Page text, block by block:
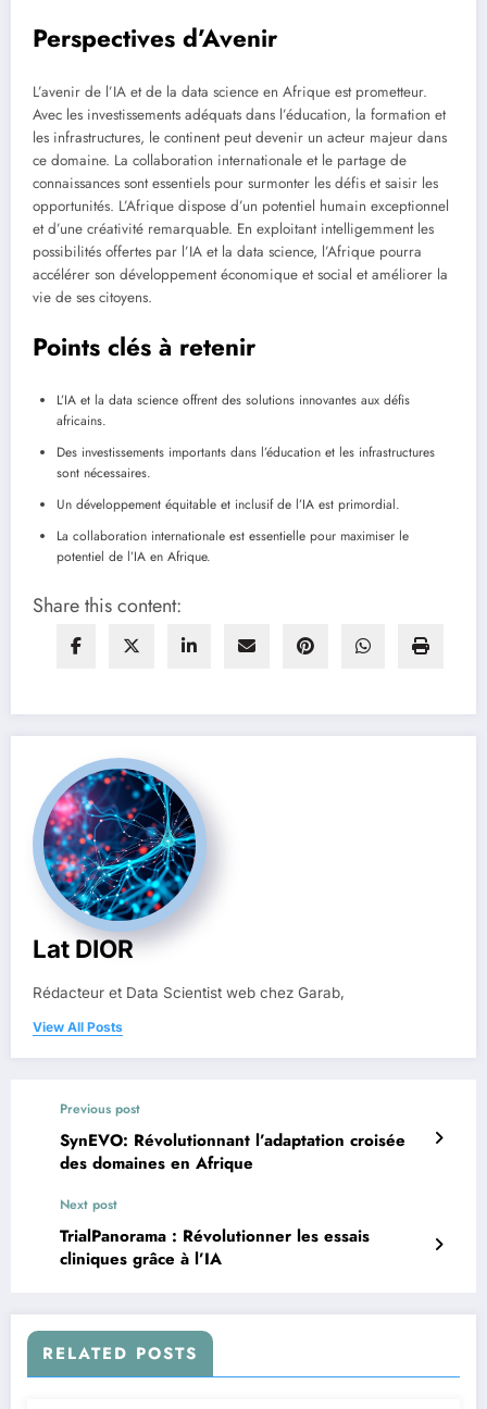
Perspectives d’Avenir
L’avenir de l’IA et de la data science en Afrique est prometteur.
Avec les investissements adéquats dans l’éducation, la formation et
les infrastructures, le continent peut devenir un acteur majeur dans
ce domaine. La collaboration internationale et le partage de
connaissances sont essentiels pour surmonter les défis et saisir les
opportunités. L’Afrique dispose d’un potentiel humain exceptionnel
et d’une créativité remarquable. En exploitant intelligemment les
possibilités offertes par l’IA et la data science, l’Afrique pourra
accélérer son développement économique et social et améliorer la
vie de ses citoyens.
Points clés à retenir
L’IA et la data science offrent des solutions innovantes aux défis
africains.
Des investissements importants dans l’éducation et les infrastructures
sont nécessaires.
Un développement équitable et inclusif de l’IA est primordial.
La collaboration internationale est essentielle pour maximiser le
potentiel de l’IA en Afrique.
Share this content:
Lat DIOR
Rédacteur et Data Scientist web chez Garab,
View All Posts
Previous post
SynEVO: Révolutionnant l’adaptation croisée
des domaines en Afrique
Next post
TrialPanorama : Révolutionner les essais
cliniques grâce à l’IA
RELATED POSTS